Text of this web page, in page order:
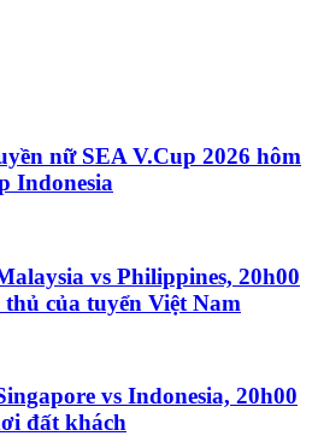
nữ SEA V.Cup 2026 hôm
Indonesia
vs Philippines, 20h00
của tuyển Việt Nam
vs Indonesia, 20h00
đất khách